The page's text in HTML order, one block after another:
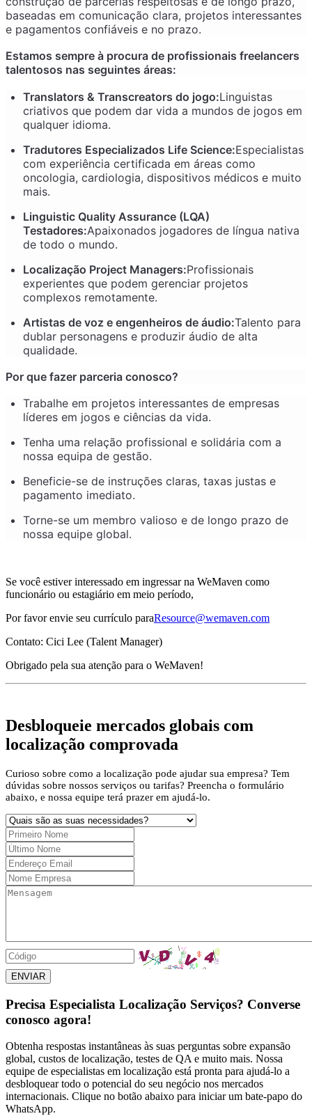
baseadas em comunicação clara, projetos interessantes
e pagamentos confiáveis e no prazo.
Estamos sempre à procura de profissionais freelancers
talentosos nas seguintes áreas:
Translators & Transcreators do jogo:Linguistas
criativos que podem dar vida a mundos de jogos em
qualquer idioma.
Tradutores Especializados Life Science:Especialistas
com experiência certificada em áreas como
oncologia, cardiologia, dispositivos médicos e muito
mais.
Linguistic Quality Assurance (LQA)
Testadores:Apaixonados jogadores de língua nativa
de todo o mundo.
Localização Project Managers:Profissionais
experientes que podem gerenciar projetos
complexos remotamente.
Artistas de voz e engenheiros de áudio:Talento para
dublar personagens e produzir áudio de alta
qualidade.
Por que fazer parceria conosco?
Trabalhe em projetos interessantes de empresas
líderes em jogos e ciências da vida.
Tenha uma relação profissional e solidária com a
nossa equipa de gestão.
Beneficie-se de instruções claras, taxas justas e
pagamento imediato.
Torne-se um membro valioso e de longo prazo de
nossa equipe global.
Se você estiver interessado em ingressar na WeMaven como
funcionário ou estagiário em meio período,
Por favor envie seu currículo paraResource@wemaven.com
Contato: Cici Lee (Talent Manager)
Obrigado pela sua atenção para o WeMaven!
Desbloqueie mercados globais com
localização comprovada
Curioso sobre como a localização pode ajudar sua empresa? Tem
dúvidas sobre nossos serviços ou tarifas? Preencha o formulário
abaixo, e nossa equipe terá prazer em ajudá-lo.
ENVIAR
Precisa Especialista Localização Serviços? Converse
conosco agora!
Obtenha respostas instantâneas às suas perguntas sobre expansão
global, custos de localização, testes de QA e muito mais. Nossa
equipe de especialistas em localização está pronta para ajudá-lo a
desbloquear todo o potencial do seu negócio nos mercados
internacionais. Clique no botão abaixo para iniciar um bate-papo do
WhatsApp.